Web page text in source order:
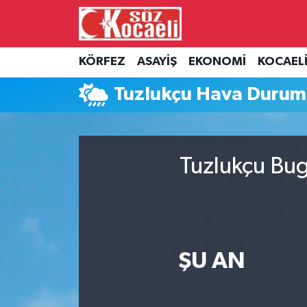
KÖRFEZ ASAYİŞ EKONOMİ KOCAELİ
Tuzlukçu Hava
Tuzlukçu
ŞU AN
Kocaeli Nöbetçi Eczaneler
Kocaeli Hava Durumu
Kocaeli Trafik Yoğunluk Haritası